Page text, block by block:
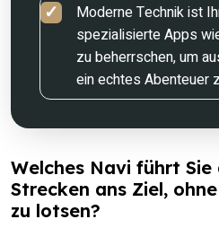
Moderne Technik ist
spezialisierte Apps
zu beherrschen, um
ein echtes Abenteuer
Welches Navi führt
Strecken ans Ziel,
zu lotsen?